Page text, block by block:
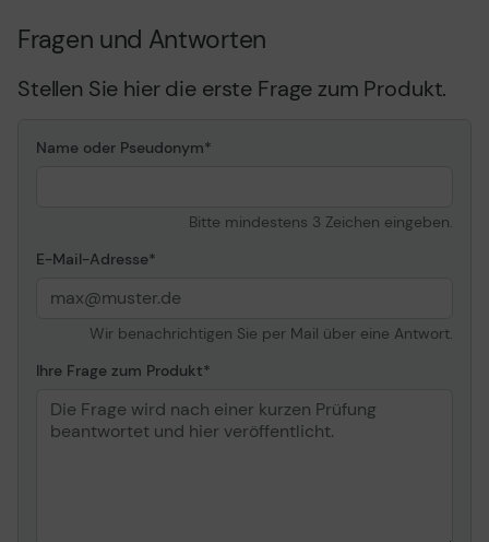
Fragen und Antworten
Stellen Sie hier die erste Frage zum Produkt.
Name oder Pseudonym
Bitte mindestens 3 Zeichen eingeben.
E-Mail-Adresse
Wir benachrichtigen Sie per Mail über eine Antwort.
Ihre Frage zum Produkt